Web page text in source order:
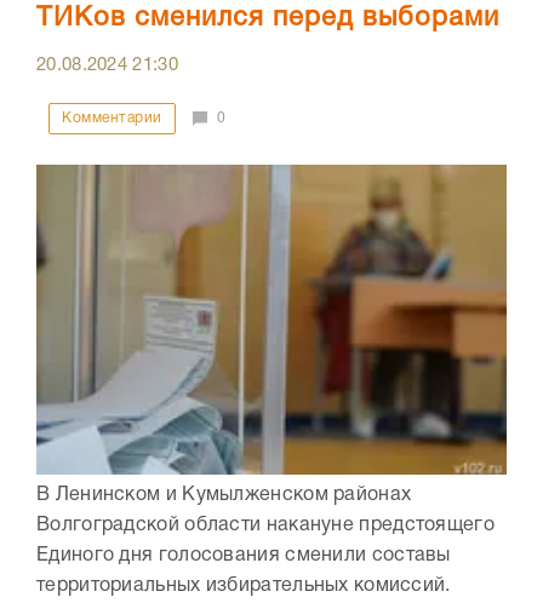
ТИКов сменился перед выборами
20.08.202421:30
Комментарии 0
В Ленинском и Кумылженском районах
Волгоградской области накануне предстоящего
Единого дня голосования сменили составы
территориальных избирательных комиссий.